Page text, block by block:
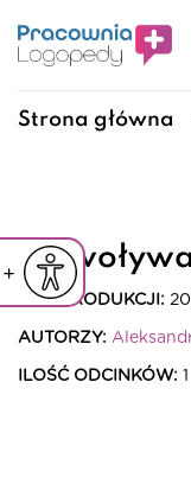
czcionkę
czcionka
Powiększ czcionkę
Strona główna
ROK PRODUKCJI:
AUTORZY:
ILOŚĆ ODCINKÓW: 1